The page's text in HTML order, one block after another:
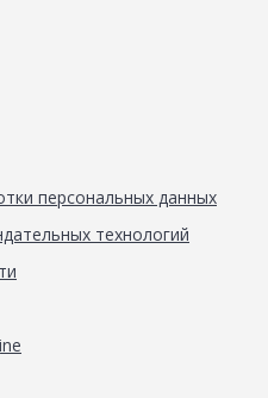
персональных данных
технологий